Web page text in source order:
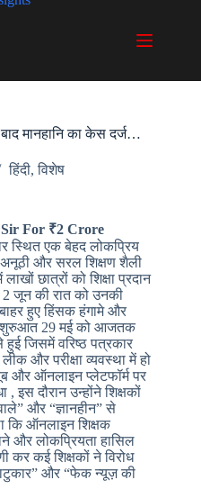
मानहानि का केस दर्ज…
हिंदी,विशेष
For ₹2 Crore
स्थित एक बेहद लोकप्रिय
और सरल शिक्षण शैली
छात्रों को शिक्षा प्रदान
जून की रात को उनकी
हुए हिंसक हंगामे और
शुरुआत 29 मई को आजतक
जिसमें वरिष्ठ पत्रकार
और परीक्षा व्यवस्था में हो
और ऑनलाइन प्लेटफॉर्म पर
, इस दौरान उन्होंने शिक्षकों
और “ज्ञानहीन” से
कि ऑनलाइन शिक्षक
और लोकप्रियता हासिल
कर कई शिक्षकों ने विरोध
और “फेक न्यूज़ की